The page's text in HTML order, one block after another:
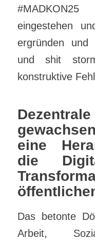
eingestehen
ergründen und
und shit
konstruktive
eine
die
Das betonte
Arbeit,